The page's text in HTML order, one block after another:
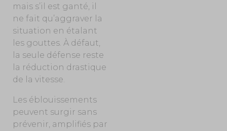
mais s’il est ganté, il
ne fait qu’aggraver la
situation en étalant
les gouttes. À défaut,
la seule défense reste
la réduction drastique
de la vitesse.
Les éblouissements
peuvent surgir sans
prévenir, amplifiés par